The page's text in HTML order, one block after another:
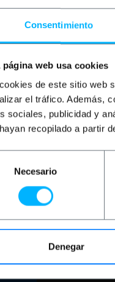
Consentimiento
página web usa cookies
de este sitio web
el tráfico. Además,
sociales, publicidad y
recopilado a partir
Necesario
Denegar
+
+
+
+
+
+
+
+
+
+
+
+
+